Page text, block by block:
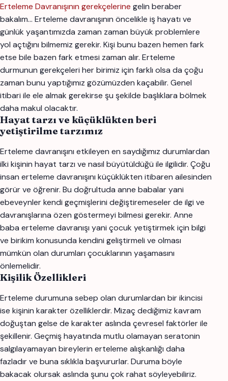
Erteleme Davranışının gerekçelerine gelin beraber
bakalım… Erteleme davranışının öncelikle iş hayatı ve
günlük yaşantımızda zaman zaman büyük problemlere
yol açtığını bilmemiz gerekir. Kişi bunu bazen hemen fark
etse bile bazen fark etmesi zaman alır. Erteleme
durmunun gerekçeleri her birimiz için farklı olsa da çoğu
zaman bunu yaptığımız gözümüzden kaçabilir. Genel
itibari ile ele almak gerekirse şu şekilde başlıklara bölmek
daha makul olacaktır.
Hayat tarzı ve küçüklükten beri
yetiştirilme tarzımız
Erteleme davranışını etkileyen en saydığımız durumlardan
ilki kişinin hayat tarzı ve nasıl büyütüldüğü ile ilgilidir. Çoğu
insan erteleme davranışını küçüklükten itibaren ailesinden
görür ve öğrenir. Bu doğrultuda anne babalar yani
ebeveynler kendi geçmişlerini değiştiremeseler de ilgi ve
davranışlarına özen göstermeyi bilmesi gerekir. Anne
baba erteleme davranışı yani çocuk yetiştirmek için bilgi
ve birikim konusunda kendini geliştirmeli ve olması
mümkün olan durumları çocuklarının yaşamasını
önlemelidir.
Kişilik Özellikleri
Erteleme durumuna sebep olan durumlardan bir ikincisi
ise kişinin karakter özelliklerdir. Mizaç dediğimiz kavram
doğuştan gelse de karakter aslında çevresel faktörler ile
şekillenir. Geçmiş hayatında mutlu olamayan seratonin
salgılayamayan bireylerin erteleme alışkanlığı daha
fazladır ve buna sıklıkla başvururlar. Duruma böyle
bakacak olursak aslında şunu çok rahat söyleyebiliriz.